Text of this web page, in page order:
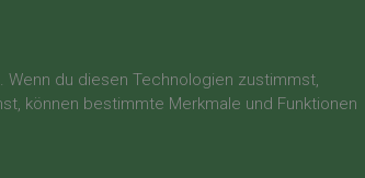
du diesen Technologien zustimmst,
können bestimmte Merkmale und Funktionen